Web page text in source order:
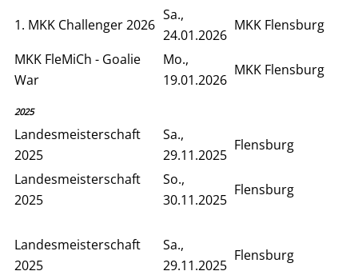
1. MKK Challenger 2026
Sa.,
24.01.2026
MKK Flensburg
MKK FleMiCh - Goalie
War
Mo.,
19.01.2026
MKK Flensburg
2025
Landesmeisterschaft
2025
Sa.,
29.11.2025
Flensburg
Landesmeisterschaft
2025
So.,
30.11.2025
Flensburg
Landesmeisterschaft
2025
Sa.,
29.11.2025
Flensburg